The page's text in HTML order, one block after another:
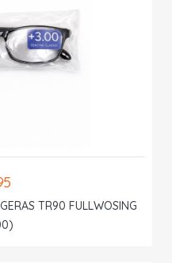
TR90 FULLWOSING